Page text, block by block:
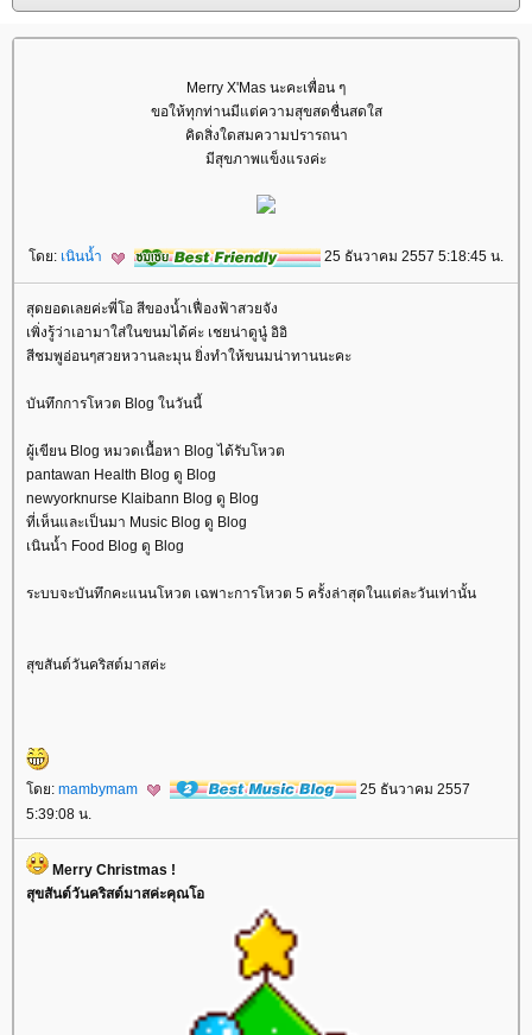
Merry X'Mas นะคะเพื่อน ๆ
ขอให้ทุกท่านมีแต่ความสุขสดชื่นสดใส
คิดสิ่งใดสมความปรารถนา
มีสุขภาพแข็งแรงค่ะ
ดย: เนินน้ำ 25 ธันวาคม 2557 5:18:45 น.
สุดยอดเลยค่ะพี่โอ สีของน้ำเฟื่องฟ้าสวยจัง
เพิ่งรู้ว่าเอามาใส่ในขนมได้ค่ะ เชยน่าดูนู๋ อิอิ
สีชมพูอ่อนๆสวยหวานละมุน ยิ่งทำให้ขนมน่าทานนะคะ
บันทึกการโหวต Blog ในวันนี้
ผู้เขียน Blog หมวดเนื้อหา Blog ได้รับโหวต
pantawan Health Blog ดู Blog
newyorknurse Klaibann Blog ดู Blog
ที่เห็นและเป็นมา Music Blog ดู Blog
เนินน้ำ Food Blog ดู Blog
ระบบจะบันทึกคะแนนโหวต เฉพาะการโหวต 5 ครั้งล่าสุดในแต่ละวันเท่านั้น
สุขสันต์วันคริสต์มาสค่ะ
ดย: mambymam
25 ธันวาคม 2557
5:39:08 น.
Merry Christmas !
สุขสันต์วันคริสต์มาสค่ะคุณโอ